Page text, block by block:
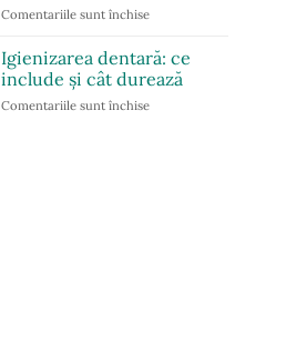
tratamentul
implantar
al
Comentariile sunt închise
infundat
la
copii:
Igienizarea dentară: ce
include și cât durează
Comentariile sunt închise